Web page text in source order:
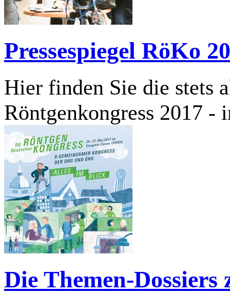
Pressespiegel RöKo
Hier finden Sie die stets
Röntgenkongress 2017 -
Die Themen-Dossiers